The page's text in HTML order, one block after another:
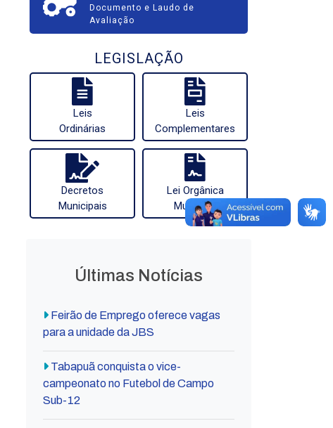
Documento e Laudo de
Avaliação
LEGISLAÇÃO
Leis
Ordinárias
Leis
Complementares
Decretos
Municipais
Lei Orgânica
Municipal
Últimas Notícias
Feirão de Emprego oferece vagas
para a unidade da JBS
Tabapuã conquista o vice-
campeonato no Futebol de Campo
Sub-12